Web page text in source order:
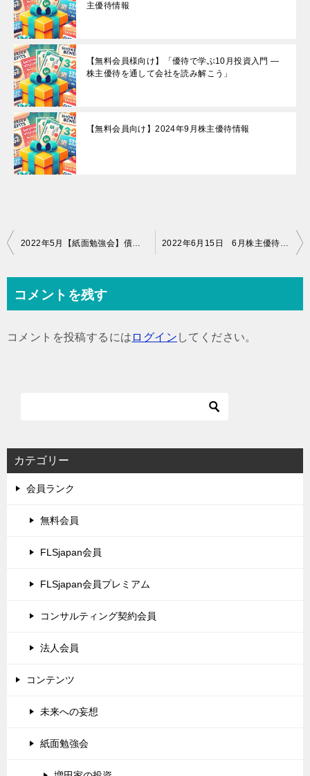
主優待情報
【無料会員様向け】「優待で学ぶ10月投資入門 —
株主優待を通して会社を読み解こう」
【無料会員向け】2024年9月株主優待情報
投
ビ
2022年5月【紙面勉強会】債券とは？① 2022年6月15日 6月株主優待企業情報です
コメントを残す
コメントを投稿するには ログイン してください。
カテゴリー
会員ランク
無料会員
FLSjapan会員
FLSjapan会員プレミアム
コンサルティング契約会員
法人会員
コンテンツ
未来への妄想
紙面勉強会